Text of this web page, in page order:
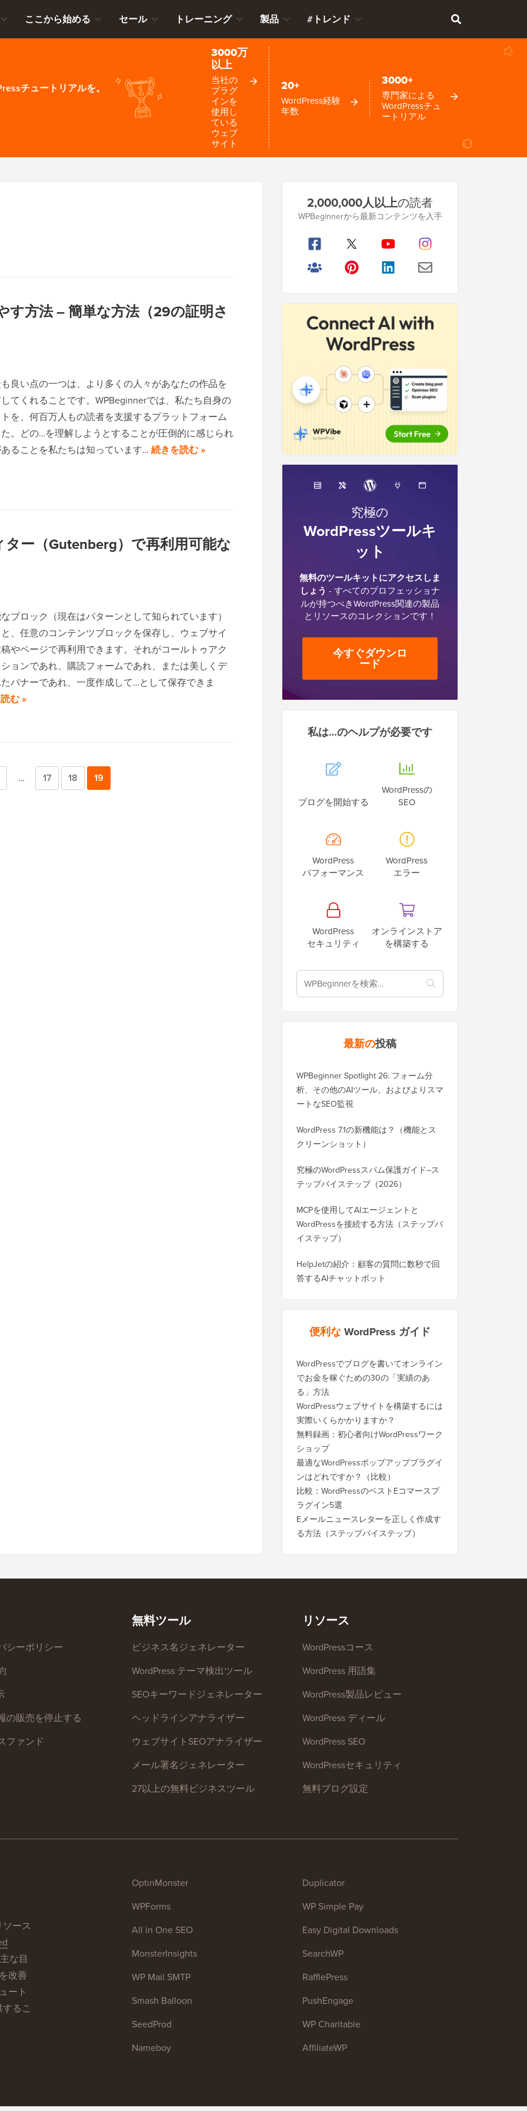
ここから始める セール トレーニング 製品 #トレンド
チュートリアルを。
3000万
以上
当社の
プラグ
インを
使用し
ている
ウェブ
サイト
20+
WordPress経験
年数
3000+
専門家による
WordPressチュ
ートリアル
方法 – 簡単な方法（29の証明さ
良い点の一つは、より多くの人々があなたの作品を
てくれることです。WPBeginnerでは、私たち自身の
を、何百万人もの読者を支援するプラットフォーム
。どの…を理解しようとすることが圧倒的に感じられ
ることを私たちは知っています… 続きを読む »
ー（Gutenberg）で再利用可能な
ブロック（現在はパターンとして知られています）
、任意のコンテンツブロックを保存し、ウェブサイ
稿やページで再利用できます。それがコールトゥアク
ョンであれ、購読フォームであれ、または美しくデ
バナーであれ、一度作成して…として保存できま
む »
中
…
ペ
17
ペ
18
ペ
19
サ
ー
2,000,000人以上の読者
WPBeginnerから最新コンテンツを入手
究極の
WordPressツールキ
ット
無料のツールキットにアクセスしま
しょう - すべてのプロフェッショナ
ルが持つべきWordPress関連の製品
とリソースのコレクションです！
今すぐダウンロ
ード
私は…のヘルプが必要です
ブログを開始する
WordPressの
SEO
WordPress
パフォーマンス
WordPress
エラー
WordPress
セキュリティ
オンラインストア
を構築する
最新の投稿
WPBeginner Spotlight 26: フォーム分
析、その他のAIツール、およびよりスマ
ートなSEO監視
WordPress 7.1の新機能は？（機能とス
クリーンショット）
究極のWordPressスパム保護ガイド–ス
テップバイステップ（2026）
MCPを使用してAIエージェントと
WordPressを接続する方法（ステップバ
イステップ）
HelpJetの紹介：顧客の質問に数秒で回
答するAIチャットボット
便利なWordPress ガイド
WordPressでブログを書いてオンライン
でお金を稼ぐための30の「実績のあ
る」方法
WordPressウェブサイトを構築するには
実際いくらかかりますか？
無料録画：初心者向けWordPressワーク
ショップ
最適なWordPressポップアッププラグイ
ンはどれですか？（比較）
比較：WordPressのベストEコマースプ
ラグイン5選
Eメールニュースレターを正しく作成す
る方法（ステップバイステップ）
シーポリシー
の販売を停止する
ファンド
無料ツール
ビジネス名ジェネレーター
WordPress テーマ検出ツール
SEOキーワードジェネレーター
ヘッドラインアナライザー
ウェブサイトSEOアナライザー
メール署名ジェネレーター
27以上の無料ビジネスツール
リソース
WordPressコース
WordPress 用語集
WordPress製品レビュー
WordPress ディール
WordPress SEO
WordPressセキュリティ
無料ブログ設定
ース
な目
改善
ート
るこ
OptinMonster
WPForms
All in One SEO
MonsterInsights
WP Mail SMTP
Smash Balloon
SeedProd
Nameboy
Duplicator
WP Simple Pay
Easy Digital Downloads
SearchWP
RafflePress
PushEngage
WP Charitable
AffiliateWP